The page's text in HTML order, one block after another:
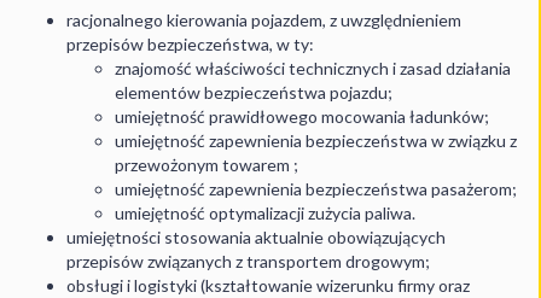
racjonalnego kierowania pojazdem, z uwzględnieniem
przepisów bezpieczeństwa, w ty:
znajomość właściwości technicznych i zasad działania
elementów bezpieczeństwa pojazdu;
umiejętność prawidłowego mocowania ładunków;
umiejętność zapewnienia bezpieczeństwa w związku z
przewożonym towarem ;
umiejętność zapewnienia bezpieczeństwa pasażerom;
umiejętność optymalizacji zużycia paliwa.
umiejętności stosowania aktualnie obowiązujących
przepisów związanych z transportem drogowym;
obsługi i logistyki (kształtowanie wizerunku firmy oraz